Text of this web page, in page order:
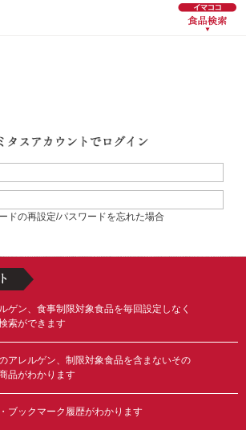
ドの再設定/パスワードを忘れた場合
ゲン、食事制限対象食品を毎回設定しなく
索ができます
アレルゲン、制限対象食品を含まないその
品がわかります
ブックマーク履歴がわかります